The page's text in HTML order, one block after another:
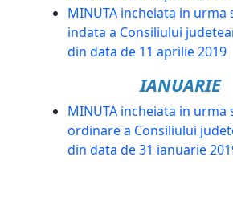
MINUTA incheiata in urma
indata a Consiliului
din data de 11 aprilie 2019
IANUARIE
MINUTA incheiata in urma
ordinare a Consiliului
din data de 31 ianuarie